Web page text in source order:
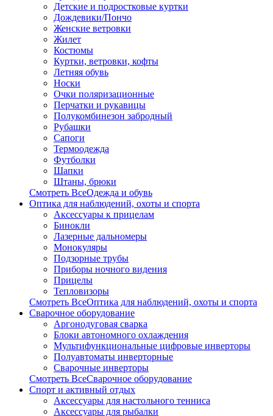
Детские и подростковые куртки
Дождевики/Пончо
Женские ветровки
Жилет
Костюмы
Куртки, ветровки, кофты
Летняя обувь
Носки
Очки поляризационные
Перчатки и рукавицы
Полукомбинезон забродный
Рубашки
Сапоги
Термоодежда
Футболки
Шапки
Штаны, брюки
Смотреть ВсеОдежда и обувь
Оптика для наблюдений, охоты и спорта
Аксессуары к прицелам
Бинокли
Лазерные дальномеры
Монокуляры
Подзорные трубы
Приборы ночного видения
Прицелы
Тепловизоры
Смотреть ВсеОптика для наблюдений, охоты и спорта
Сварочное оборудование
Аргонодуговая сварка
Блоки автономного охлаждения
Мультифункциональные цифровые инверторы
Полуавтоматы инверторные
Сварочные инверторы
Смотреть ВсеСварочное оборудование
Спорт и активный отдых
Аксессуары для настольного тенниса
Аксессуары для рыбалки